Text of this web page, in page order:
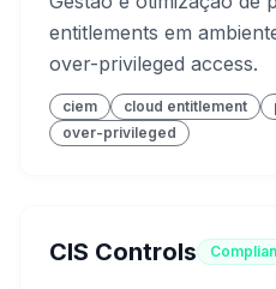
entitlements em
over-privileged access.
ciem cloud entitlement
over-privileged
CIS Controls